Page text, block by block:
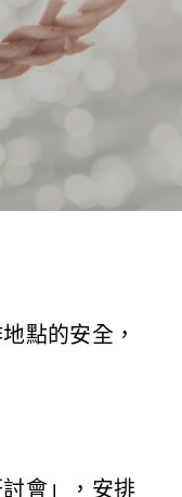
點的安全，
會」，安排